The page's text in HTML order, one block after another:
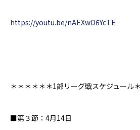
https://youtu.be/nAEXwO6YcTE
＊＊＊＊＊＊1部リーグ戦スケジュール
■第３節：4月14日